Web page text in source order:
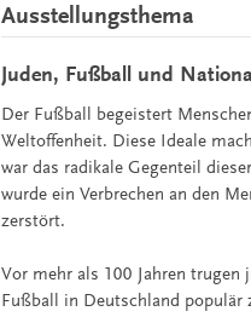
Ausstellungsthema
Juden, Fußball und
Der Fußball begeistert
Weltoffenheit. Diese Ideale
war das radikale Gegenteil
wurde ein Verbrechen an den
zerstört.
Vor mehr als 100 Jahren trugen
Fußball in Deutschland populär